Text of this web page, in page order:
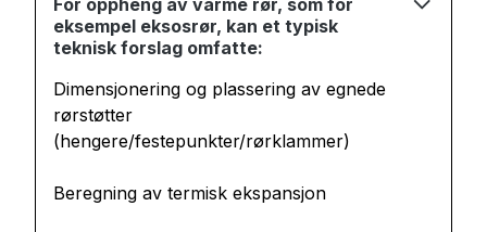
eksempel eksosrør, kan et typisk
teknisk forslag omfatte:
Dimensjonering og plassering av egnede
rørstøtter
(hengere/festepunkter/rørklammer)
Beregning av termisk ekspansjon